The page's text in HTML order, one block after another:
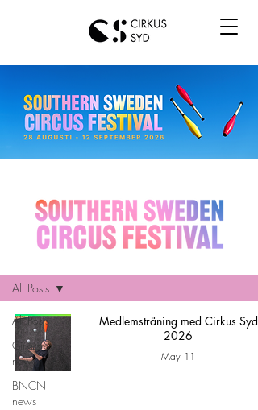
All Posts
Cirkus Syd
news
BNCN
news
All Posts
Medlemsträning med Cirkus Syd
2026
May 11